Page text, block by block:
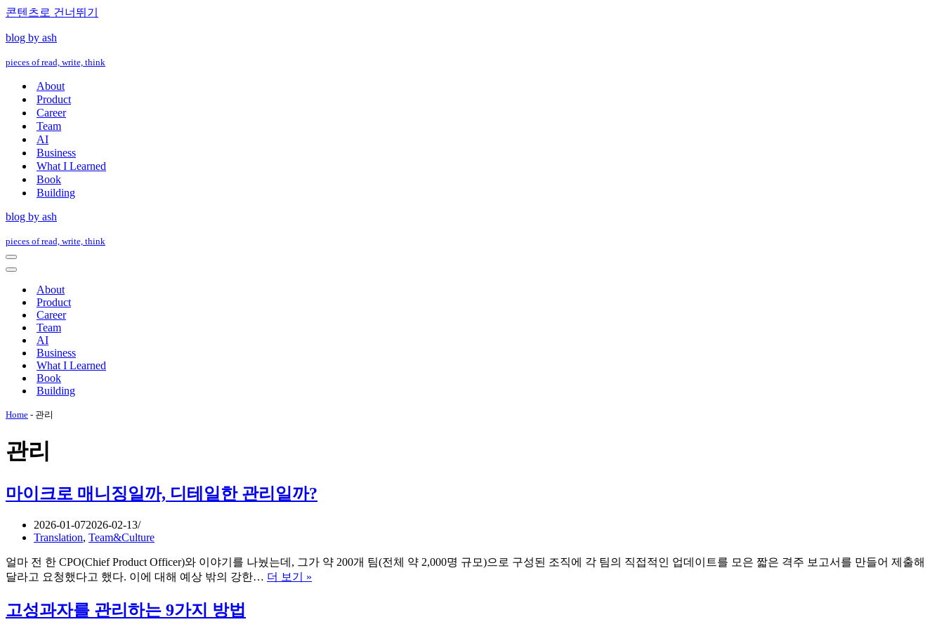
콘텐츠로 건너뛰기
blog by ash
pieces of read, write, think
About
Product
Career
Team
AI
Business
What I Learned
Book
Building
blog by ash
pieces of read, write, think
내
비
내
About
Product
Career
Team
AI
Business
What I Learned
Book
Building
Home - 관리
관리
마이크로 매니징일까, 디테일한 관리일까?
2026-01-072026-02-13
Translation, Team&Culture
얼마 전 한 CPO(Chief Product Officer)와 이야기를 나눴는데, 그가 약 200개 팀(전체 약 2,000명 규모)으로 구성된 조직에 각 팀의 직접적인 업데이트를 모은 짧은 격주 보고서를 만들어 제출해
달라고 요청했다고 했다. 이에 대해 예상 밖의 강한… 더 보기 »
고성과자를 관리하는 9가지 방법